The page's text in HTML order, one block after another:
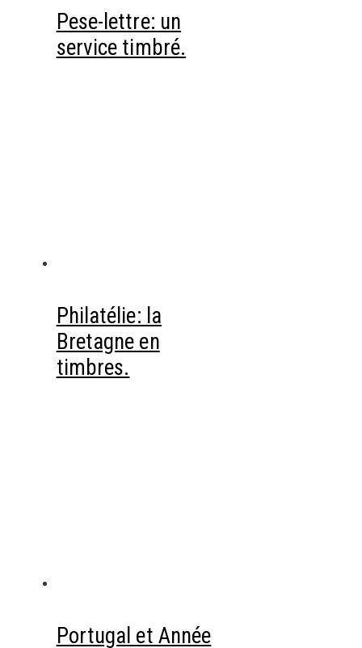
Pese-lettre: un
service timbré.
Philatélie: la
Bretagne en
timbres.
Portugal et Année